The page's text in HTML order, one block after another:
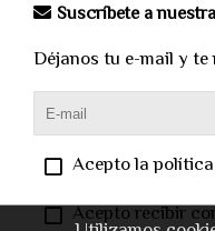
Suscríbete a
Déjanos tu e-mail y
Acepto la
Acepto recibir